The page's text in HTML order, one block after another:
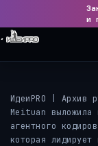
и
ИдеиPRO Архив
Meituan
агентного
которая